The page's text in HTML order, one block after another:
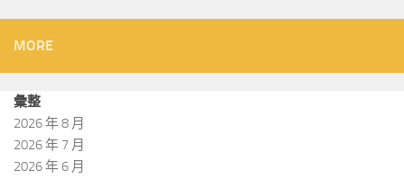
MORE
彙整
2026 年 8 月
2026 年 7 月
2026 年 6 月